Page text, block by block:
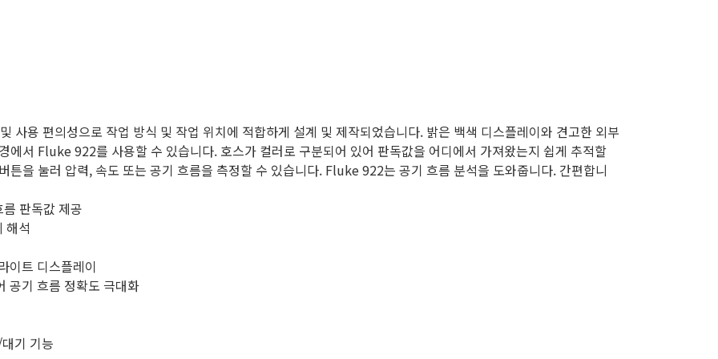
사용 편의성으로 작업 방식 및 작업 위치에 적합하게 설계 및 제작되었습니다. 밝은 백색 디스플레이와 견고한 외부
에서 Fluke 922를 사용할 수 있습니다. 호스가 컬러로 구분되어 있어 판독값을 어디에서 가져왔는지 쉽게 추적할
튼을 눌러 압력, 속도 또는 공기 흐름을 측정할 수 있습니다. Fluke 922는 공기 흐름 분석을 도와줍니다. 간편합니
판독값 제공
해석
이트 디스플레이
공기 흐름 정확도 극대화
기 기능